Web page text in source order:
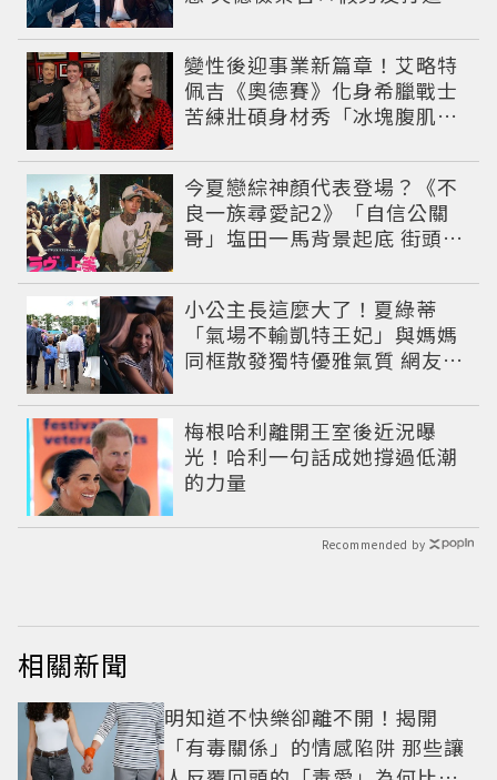
變性後迎事業新篇章！艾略特
佩吉《奧德賽》化身希臘戰士
苦練壯碩身材秀「冰塊腹肌」
今夏戀綜神顏代表登場？《不
良一族尋愛記2》「自信公關
哥」塩田一馬背景起底 街頭辣
小公主長這麼大了！夏綠蒂
「氣場不輸凱特王妃」與媽媽
同框散發獨特優雅氣質 網友狂
梅根哈利離開王室後近況曝
光！哈利一句話成她撐過低潮
的力量
Recommended by
相關新聞
明知道不快樂卻離不開！揭開
「有毒關係」的情感陷阱 那些讓